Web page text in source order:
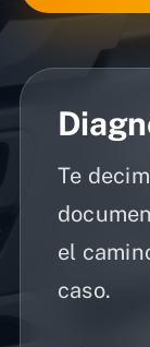
Te
el
caso.